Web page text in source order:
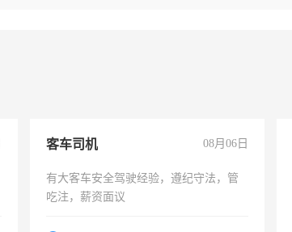
客车司机 08月06日
有大客车安全驾驶经验，遵纪守法，管
吃注，薪资面议